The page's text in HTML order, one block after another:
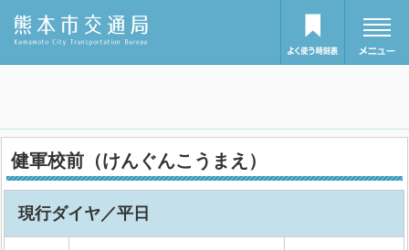
健軍校前（けんぐんこうまえ）
現行ダイヤ／平日